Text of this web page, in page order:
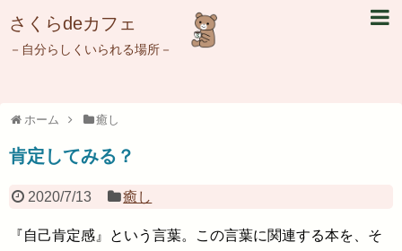
さくらdeカフェ
－自分らしくいられる場所－
ホーム 癒し
肯定してみる？
2020/7/13 癒し
『自己肯定感』という言葉。この言葉に関連する本を、そ